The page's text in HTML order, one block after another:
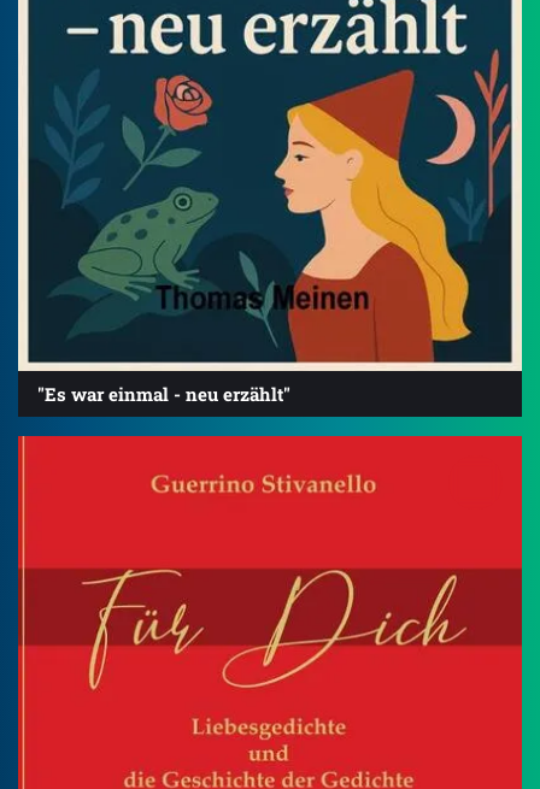
"Es war einmal - neu erzählt"